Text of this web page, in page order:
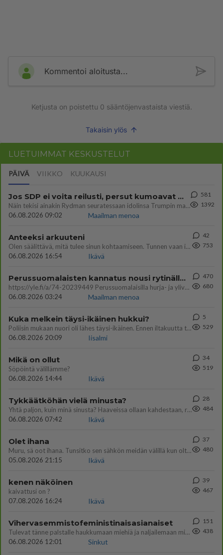
Kommentoi aloitusta...
Ketjusta on poistettu 0 sääntöjenvastaista viestiä.
Takaisin ylös
LUETUIMMAT KESKUSTELUT
PÄIVÄ VIIKKO KUUKAUSI
Jos SDP ei voita reilusti, persut kumoavat demokratian Suomesta
Näin tekisi ainakin Rydman seuratessaan idolinsa Trumpin mallia https://www.is.fi/politiikka/art-2000012187244.html
06.08.2026 09:02
Maailman menoa
581
1392
Anteeksi arkuuteni
Olen säälittävä, mitä tulee sinun kohtaamiseen. Tunnen vaan itseni todella epävarmaksi sun kanssa. Jos minun olisi pitän
06.08.2026 16:54
Ikävä
42
753
Perussuomalaisten kannatus nousi rytinällä Ylen tänään julkaisemassa tuoreimmassa gallup-kyselyssä.
https://yle.fi/a/74-20239449 Perussuomalaisilla hurja- ja ylivoimaisesti suurin nousu tässä uudessa Ylen gallupissa. Kyl
06.08.2026 03:24
Maailman menoa
470
680
Kuka melkein täysi-ikäinen hukkui?
Poliisin mukaan nuori oli lähes täysi-ikäinen. Ennen iltakuutta tulleen ilmoituksen mukaan ihminen oli joutunut mahdoll
06.08.2026 20:09
Iisalmi
5
529
Mikä on ollut
Söpöintä välillämme?
06.08.2026 14:44
Ikävä
34
519
Tykkäätköhän vielä minusta?
Yhtä paljon, kuin minä sinusta? Haaveissa ollaan kahdestaan, rauhassa ja lähennytään fyysisesti ja tutustutaan syvemmin
06.08.2026 07:42
Ikävä
28
484
Olet ihana
Muru, sä oot ihana. Tunsitko sen sähkön meidän välillä kun oltiin ihan låhekkäin? 👩‍❤️‍👩❤️😼😘
05.08.2026 21:15
Ikävä
37
480
kenen näköinen
kaivattusi on ?
07.08.2026 16:24
Ikävä
39
467
Vihervasemmistofeministinaisasianaiset
Tulevat tänne palstalle haukkumaan miehiä ja naljailemaan miehelle, kehuvat olevansa heitä parempia. Itse asuvat MIEHE
06.08.2026 12:01
Sinkut
151
438